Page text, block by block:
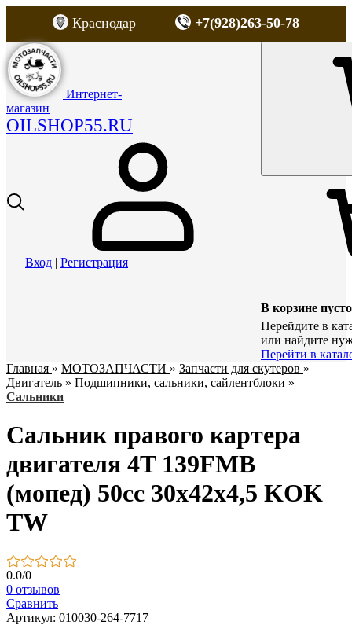
Краснодар +7(928)263-50-78
Интернет-
магазин
OILSHOP55.RU
Вход | Регистрация
В корзине пусто
Перейдите в
или найдите
Перейти в
Главная » МОТОЗАПЧАСТИ » Запчасти для скутеров »
Двигатель » Подшипники, сальники, сайлентблоки »
Сальники
Сальник правого картера
двигателя 4T 139FMB
(мопед) 50сс 30x42x4,5 KOK
TW
0.0/0
0 отзывов
Сравнить
Артикул: 010030-264-7717